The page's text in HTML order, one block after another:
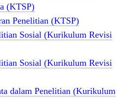
(KTSP)
Penelitian (KTSP)
Sosial (Kurikulum Revisi
Sosial (Kurikulum Revisi
dalam Penelitian (Kurikulum